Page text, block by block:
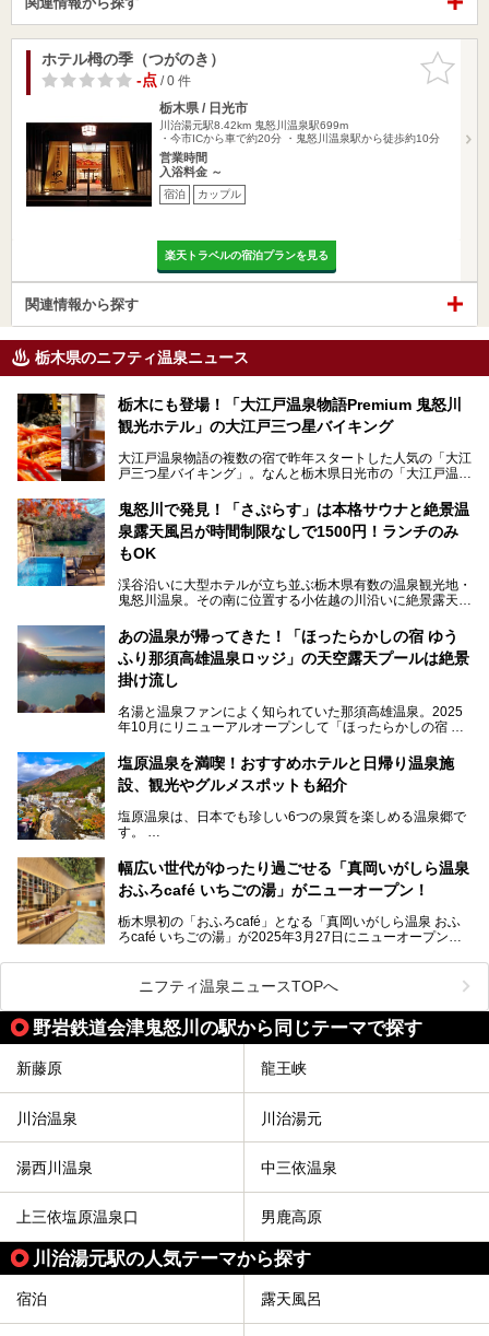
お気に入
りに追加
ホテル栂の季（つがのき）
-点/ 0 件
栃木県 / 日光市
川治湯元駅8.42km 鬼怒川温泉駅699m
・今市ICから車で約20分 ・鬼怒川温泉駅から徒歩約10分
営業時間
入浴料金 ～
宿泊 カップル
楽天トラベルの宿泊プランを見る
関連情報から探す
栃木県のニフティ温泉ニュース
栃木にも登場！「大江戸温泉物語Premium 鬼怒川
観光ホテル」の大江戸三つ星バイキング
大江戸温泉物語の複数の宿で昨年スタートした人気の「大江
戸三つ星バイキング」。なんと栃木県日光市の「大江戸温泉
ここは首都圏から1泊で行きやすい鬼怒川温泉の渓流沿いに
建つホテルで、バイキングの他にも天然温泉の大浴場とサウ
ナ、フリーフローサービスのラウンジなど館内で楽しめるス
ポットがたくさんあり、3世代旅行やグループ旅行にもぴっ
たり。
そんな「大江戸温泉物語Premium 鬼怒川観光ホテル」の魅
力を詳しく紹介しちゃいます。
───
提供元：大江戸温泉物語ホテルズ＆リゾーツ株式会社【P
R】
この記事は大江戸温泉物語Premium 鬼怒川観光ホテルのPR
記事です。
鬼怒川で発見！「さぷらす」は本格サウナと絶景温
泉露天風呂が時間制限なしで1500円！ランチのみ
もOK
渓谷沿いに大型ホテルが立ち並ぶ栃木県有数の温泉観光地・
鬼怒川温泉。その南に位置する小佐越の川沿いに絶景露天風
こだわりのサウナ、掛け流しの水風呂、天然温泉の露天風
呂、食事処、休憩室など備えて、決して大規模施設ではあり
ませんが、鬼怒川温泉観光の行き帰りに、はたまたサウナで
一日リフレッシュするための目的地に！ぜひオススメしたい
スポットです。時間制限も無いので1人1,500円でひがな一
日サウナや温泉を楽しんでお昼も食べてごろごろできちゃい
ますよ。
あの温泉が帰ってきた！「ほったらかしの宿 ゆう
ふり那須高雄温泉ロッジ」の天空露天プールは絶景
掛け流し
名湯と温泉ファンによく知られていた那須高雄温泉。2025
年10月にリニューアルオープンして「ほったらかしの宿 ゆ
した。
那須湯本の温泉街から少し離れた静かな環境、一軒宿ゆえに
許される露天風呂からの絶景、日帰り入浴や素泊まりで気楽
た。
2名1室利用で1人あたり4,500円～と、思い立ったらすぐに
───
提供元：アイコニア・ホスピタリティ株式会社【PR】
この記事はほったらかしの宿 ゆうふり那須高雄温泉ロッジ
塩原温泉を満喫！おすすめホテルと日帰り温泉施
設、観光やグルメスポットも紹介
塩原温泉は、日本でも珍しい6つの泉質を楽しめる温泉郷で
す。
栃木県の北部にある箒川のほとりに11の温泉地が点在し、
古くから多くの人々から癒やしの場として愛されてきまし
た。
温泉に加えて、豊かな自然を感じられる観光スポットや、こ
こでしか味わえないご当地グルメなど、多彩な魅力がある北
この記事では、塩原温泉の概要や魅力とともに、おすすめの
宿泊施設と観光・グルメスポット、日帰り温泉を順に紹介し
ます。
塩原温泉で、いつもの温泉旅行とは一味違う旅行体験をして
みませんか。
幅広い世代がゆったり過ごせる「真岡いがしら温泉
おふろcafé いちごの湯」がニューオープン！
栃木県初の「おふろcafé」となる「真岡いがしら温泉 おふ
ろcafé いちごの湯」が2025年3月27日にニューオープンす
メインとなる天然温泉のお風呂をはじめ、リラックスエリア
やキッズエリア、カフェレストランなど、施設の隅々までチ
ェックしてきました！
ニフティ温泉ニュースTOPへ
野岩鉄道会津鬼怒川の駅から同じテーマで探す
新藤原 龍王峡
川治温泉 川治湯元
湯西川温泉 中三依温泉
上三依塩原温泉口 男鹿高原
川治湯元駅の人気テーマから探す
宿泊 露天風呂